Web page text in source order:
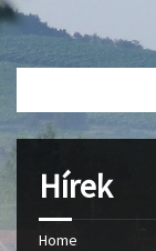
Hírek
Home